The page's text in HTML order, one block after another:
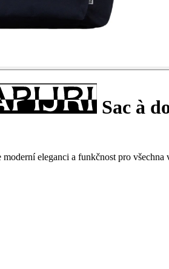
Sac à
eleganci a funkčnost pro